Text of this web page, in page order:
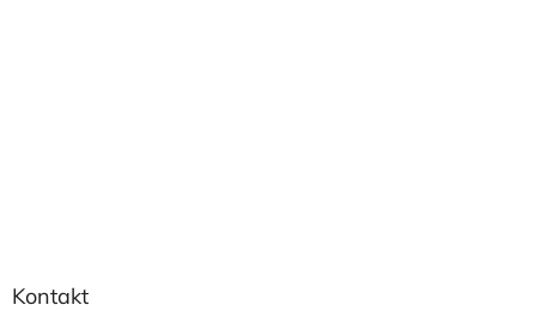
Kontakt